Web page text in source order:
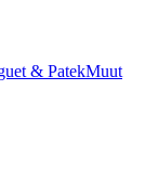
& PatekMuut